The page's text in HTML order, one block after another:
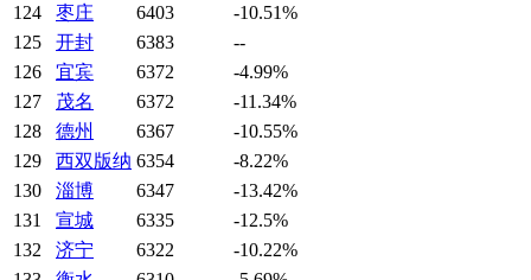
124
枣庄 6403
-10.51%
125
开封 6383
--
126
宜宾 6372
-4.99%
127
茂名 6372
-11.34%
128
德州 6367
-10.55%
129
西双版纳 6354
-8.22%
130
淄博 6347
-13.42%
131
宣城 6335
-12.5%
132
济宁 6322
-10.22%